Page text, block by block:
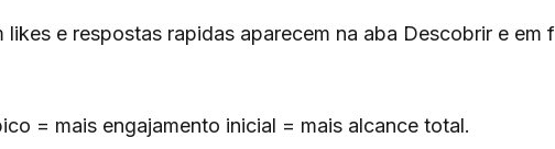
e respostas rapidas aparecem na aba Descobrir e em
= mais engajamento inicial = mais alcance total.